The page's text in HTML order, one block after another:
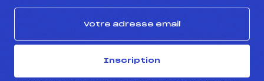
Inscription